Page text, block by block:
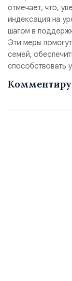
отмечает, что,
индексация на
шагом в
Эти меры
семей,
способствовать